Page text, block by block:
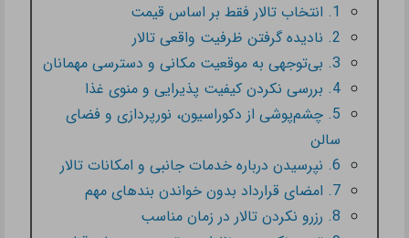
1. انتخاب تالار فقط بر اساس قیمت
2. نادیده گرفتن ظرفیت واقعی تالار
3. بی‌توجهی به موقعیت مکانی و دسترسی مهمانان
4. بررسی نکردن کیفیت پذیرایی و منوی غذا
5. چشم‌پوشی از دکوراسیون، نورپردازی و فضای
سالن
6. نپرسیدن درباره خدمات جانبی و امکانات تالار
7. امضای قرارداد بدون خواندن بندهای مهم
8. رزرو نکردن تالار در زمان مناسب